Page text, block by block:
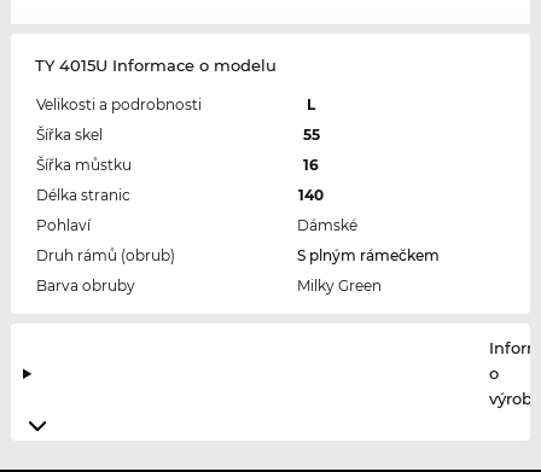
TY 4015U Informace o modelu
Velikosti a podrobnosti
L
Šířka skel
55
Šířka můstku
16
Délka stranic
140
Pohlaví
Dámské
Druh rámů (obrub)
S plným rámečkem
Barva obruby
Milky Green
o